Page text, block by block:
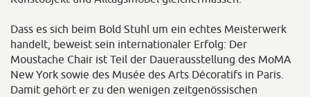
Dass es sich beim Bold Stuhl um ein echtes Meisterwerk
handelt, beweist sein internationaler Erfolg: Der
Moustache Chair ist Teil der Dauerausstellung des MoMA
New York sowie des Musée des Arts Décoratifs in Paris.
Damit gehört er zu den wenigen zeitgenössischen